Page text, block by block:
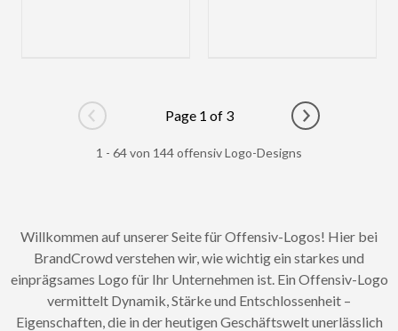
Go to previous page
Page 1 of 3
Go to next
1 - 64 von 144 offensiv Logo-Designs
Willkommen auf unserer Seite für Offensiv-Logos! Hier bei
BrandCrowd verstehen wir, wie wichtig ein starkes und
einprägsames Logo für Ihr Unternehmen ist. Ein Offensiv-Logo
vermittelt Dynamik, Stärke und Entschlossenheit –
Eigenschaften, die in der heutigen Geschäftswelt unerlässlich